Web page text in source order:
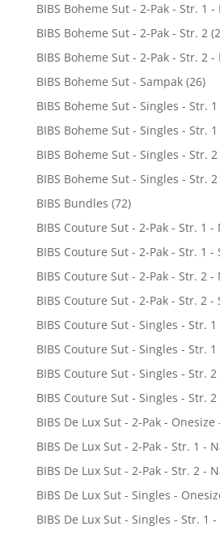
BIBS Boheme Sut - 2-Pak - Str. 1
BIBS Boheme Sut - 2-Pak - Str. 2
BIBS Boheme Sut - 2-Pak - Str. 2
BIBS Boheme Sut - Sampak (26)
BIBS Boheme Sut - Singles - Str. 1
BIBS Boheme Sut - Singles - Str.
BIBS Boheme Sut - Singles - Str. 2
BIBS Boheme Sut - Singles - Str.
BIBS Bundles (72)
BIBS Couture Sut - 2-Pak - Str. 1
BIBS Couture Sut - 2-Pak - Str. 1 -
BIBS Couture Sut - 2-Pak - Str. 2
BIBS Couture Sut - 2-Pak - Str. 2 -
BIBS Couture Sut - Singles - Str.
BIBS Couture Sut - Singles - Str.
BIBS Couture Sut - Singles - Str.
BIBS Couture Sut - Singles - Str.
BIBS De Lux Sut - 2-Pak - Onesize
BIBS De Lux Sut - 2-Pak - Str. 1 -
BIBS De Lux Sut - 2-Pak - Str. 2 -
BIBS De Lux Sut - Singles -
BIBS De Lux Sut - Singles - Str. 1